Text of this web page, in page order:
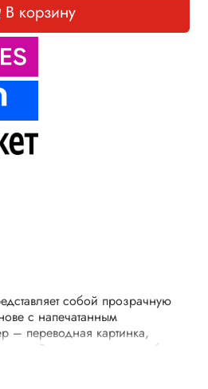
В корзину
собой прозрачную
с напечатанным
– переводная картинка,
Ваше изделие приобретет
Трансферной бумагой